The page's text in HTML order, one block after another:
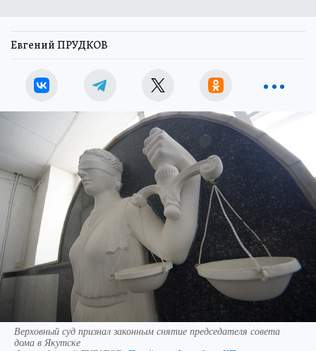
Евгений ПРУДКОВ
Верховный суд признал законным снятие председателя совета
дома в Якутске